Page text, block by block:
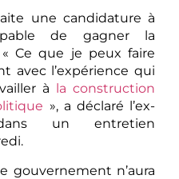
une candidature à
de gagner la
Ce que je peux faire
avec l’expérience qui
à
la construction
», a déclaré l’ex-
un entretien
gouvernement n’aura